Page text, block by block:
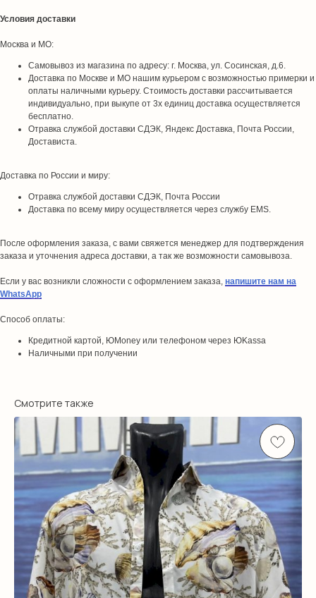
Условия доставки
Москва и МО:
Самовывоз из магазина по адресу: г. Москва, ул. Сосинская, д.6.
Доставка по Москве и МО нашим курьером с возможностью примерки и
оплаты наличными курьеру. Стоимость доставки рассчитывается
индивидуально, при выкупе от 3х единиц доставка осуществляется
бесплатно.
Отравка службой доставки СДЭК, Яндекс Доставка, Почта России,
Достависта.
Доставка по России и миру:
Отравка службой доставки СДЭК, Почта России
Доставка по всему миру осуществляется через службу EMS.
После оформления заказа, с вами свяжется менеджер для подтверждения
заказа и уточнения адреса доставки, а так же возможности самовывоза.
Если у вас возникли сложности с оформлением заказа, напишите нам на
WhatsApp
Способ оплаты:
Кредитной картой, ЮMoney или телефоном через ЮKassa
Наличными при получении
Смотрите также